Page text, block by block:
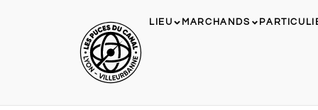
LIEU MARCHANDS